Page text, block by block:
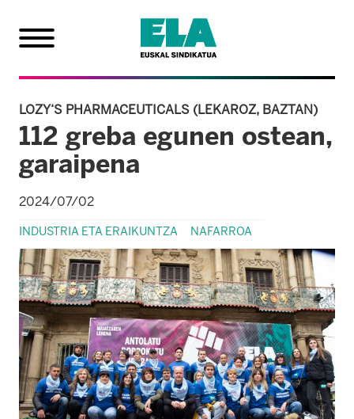
LOZY‘S PHARMACEUTICALS (LEKAROZ, BAZTAN)
112 greba egunen ostean,
garaipena
2024/07/02
INDUSTRIA ETA ERAIKUNTZA NAFARROA